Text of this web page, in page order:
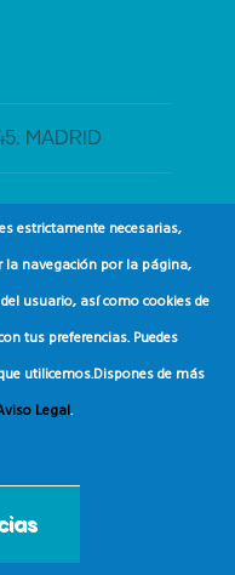
MADRID
estrictamente necesarias,
navegación por la página,
usuario, así como cookies de
tus preferencias. Puedes
utilicemos.Dispones de más
Legal.